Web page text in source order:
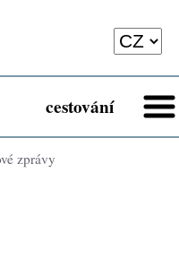
cestování
zprávy